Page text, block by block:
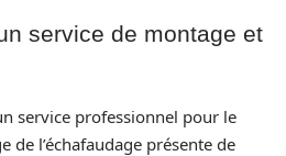
service de montage et
service professionnel pour le
de l’échafaudage présente de